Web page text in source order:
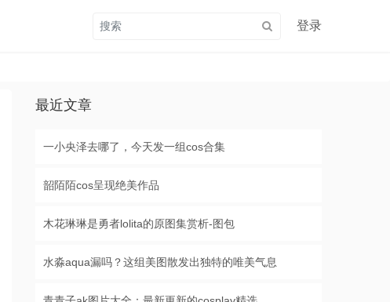
登录
最近文章
一小央泽去哪了，今天发一组cos合集
韶陌陌cos呈现绝美作品
木花琳琳是勇者lolita的原图集赏析-图包
水淼aqua漏吗？这组美图散发出独特的唯美气息